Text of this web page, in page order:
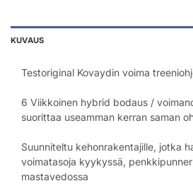
KUVAUS
Testoriginal Kovaydin voima
6 Viikkoinen hybrid bodaus /
suorittaa useamman kerran saman
Suunniteltu kehonrakentajille, jotka
voimatasoja kyykyssä,
mastavedossa